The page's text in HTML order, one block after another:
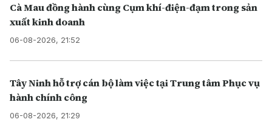
Cà Mau đồng hành cùng Cụm khí-điện-đạm trong sản
xuất kinh doanh
06-08-2026, 21:52
Tây Ninh hỗ trợ cán bộ làm việc tại Trung tâm Phục vụ
hành chính công
06-08-2026, 21:29